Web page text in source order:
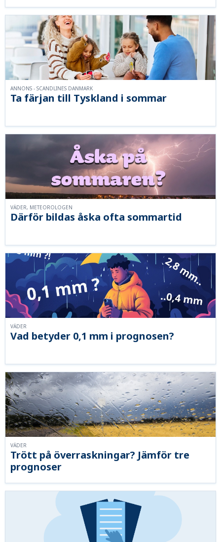
Ta färjan till Tyskland i sommar
ANNONS - SCANDLINES DANMARK
Därför bildas åska ofta sommartid
VÄDER, METEOROLOGEN
Vad betyder 0,1 mm i prognosen?
VÄDER
Trött på överraskningar? Jämför tre
prognoser
VÄDER